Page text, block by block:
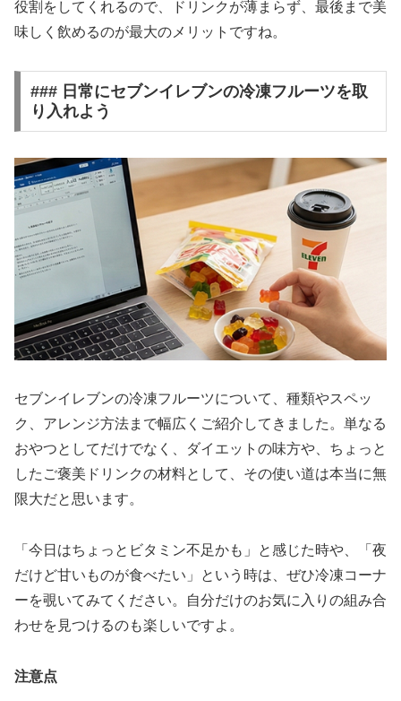
役割をしてくれるので、ドリンクが薄まらず、最後まで美
味しく飲めるのが最大のメリットですね。
### 日常にセブンイレブンの冷凍フルーツを取
り入れよう
セブンイレブンの冷凍フルーツについて、種類やスペッ
ク、アレンジ方法まで幅広くご紹介してきました。単なる
おやつとしてだけでなく、ダイエットの味方や、ちょっと
したご褒美ドリンクの材料として、その使い道は本当に無
限大だと思います。
「今日はちょっとビタミン不足かも」と感じた時や、「夜
だけど甘いものが食べたい」という時は、ぜひ冷凍コーナ
ーを覗いてみてください。自分だけのお気に入りの組み合
わせを見つけるのも楽しいですよ。
注意点